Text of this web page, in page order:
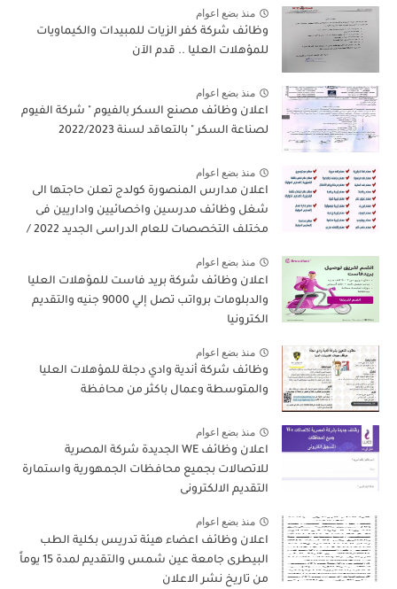
منذ بضع اعوام
وظائف شركة كفر الزيات للمبيدات والكيماويات
للمؤهلات العليا .. قدم الآن
منذ بضع اعوام
اعلان وظائف مصنع السكر بالفيوم " شركة الفيوم
لصناعة السكر " بالتعاقد لسنة 2022/2023
منذ بضع اعوام
اعلان مدارس المنصورة كولدج تعلن حاجتها الى
شغل وظائف مدرسين واخصائيين واداريين فى
مختلف التخصصات للعام الدراسى الجديد 2022 /
منذ بضع اعوام
اعلان وظائف شركة بريد فاست للمؤهلات العليا
والدبلومات برواتب تصل إلي 9000 جنيه والتقديم
الكترونيا
منذ بضع اعوام
وظائف شركة أندية وادي دجلة للمؤهلات العليا
والمتوسطة وعمال باكثر من محافظة
منذ بضع اعوام
اعلان وظائف WE الجديدة شركة المصرية
للاتصالات بجميع محافظات الجمهورية واستمارة
التقديم الالكترونى
منذ بضع اعوام
اعلان وظائف اعضاء هيئة تدريس بكلية الطب
البيطرى جامعة عين شمس والتقديم لمدة 15 يوماً
من تاريخ نشر الاعلان